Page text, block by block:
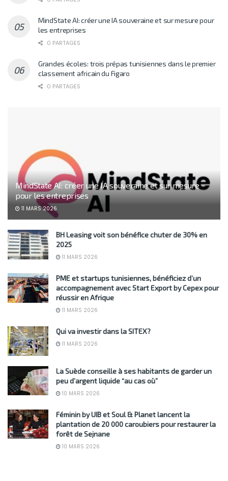
MindState AI: créer une IA souveraine et sur mesure pour
les entreprises
0 PARTAGES
Grandes écoles: trois prépas tunisiennes dans le premier
classement africain du Figaro
0 PARTAGES
MindState AI: créer une IA souveraine et sur mesure
pour les entreprises
11 MARS 2026
BH Leasing voit son bénéfice chuter de 30% en
2025
11 MARS 2026
PME et startups tunisiennes, bénéficiez d’un
accompagnement avec Start Export by Cepex pour
réussir en Afrique
11 MARS 2026
Qui va investir dans la SITEX?
11 MARS 2026
La Suède conseille à ses habitants de garder un
peu d’argent liquide “au cas où”
10 MARS 2026
Féminin by UIB et Soul & Planet lancent la
plantation de 20 000 caroubiers pour restaurer la
forêt de Sejnane
10 MARS 2026